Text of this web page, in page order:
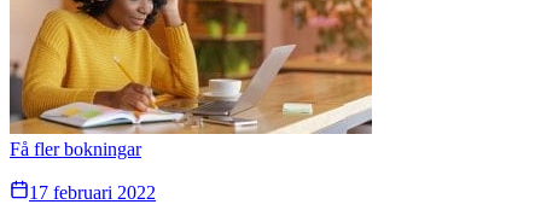
Få fler bokningar
17 februari 2022